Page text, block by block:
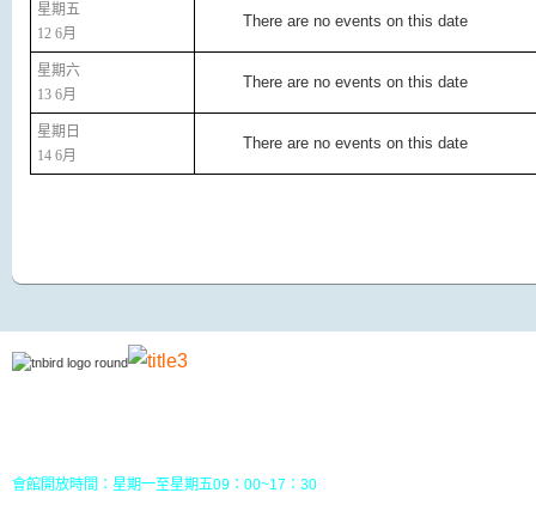
星期五
12 6月
There are no events on this date
星期六
13 6月
There are no events on this date
星期日
14 6月
There are no events on this date
會館開放時間：星期一至星期五09：00~17：30